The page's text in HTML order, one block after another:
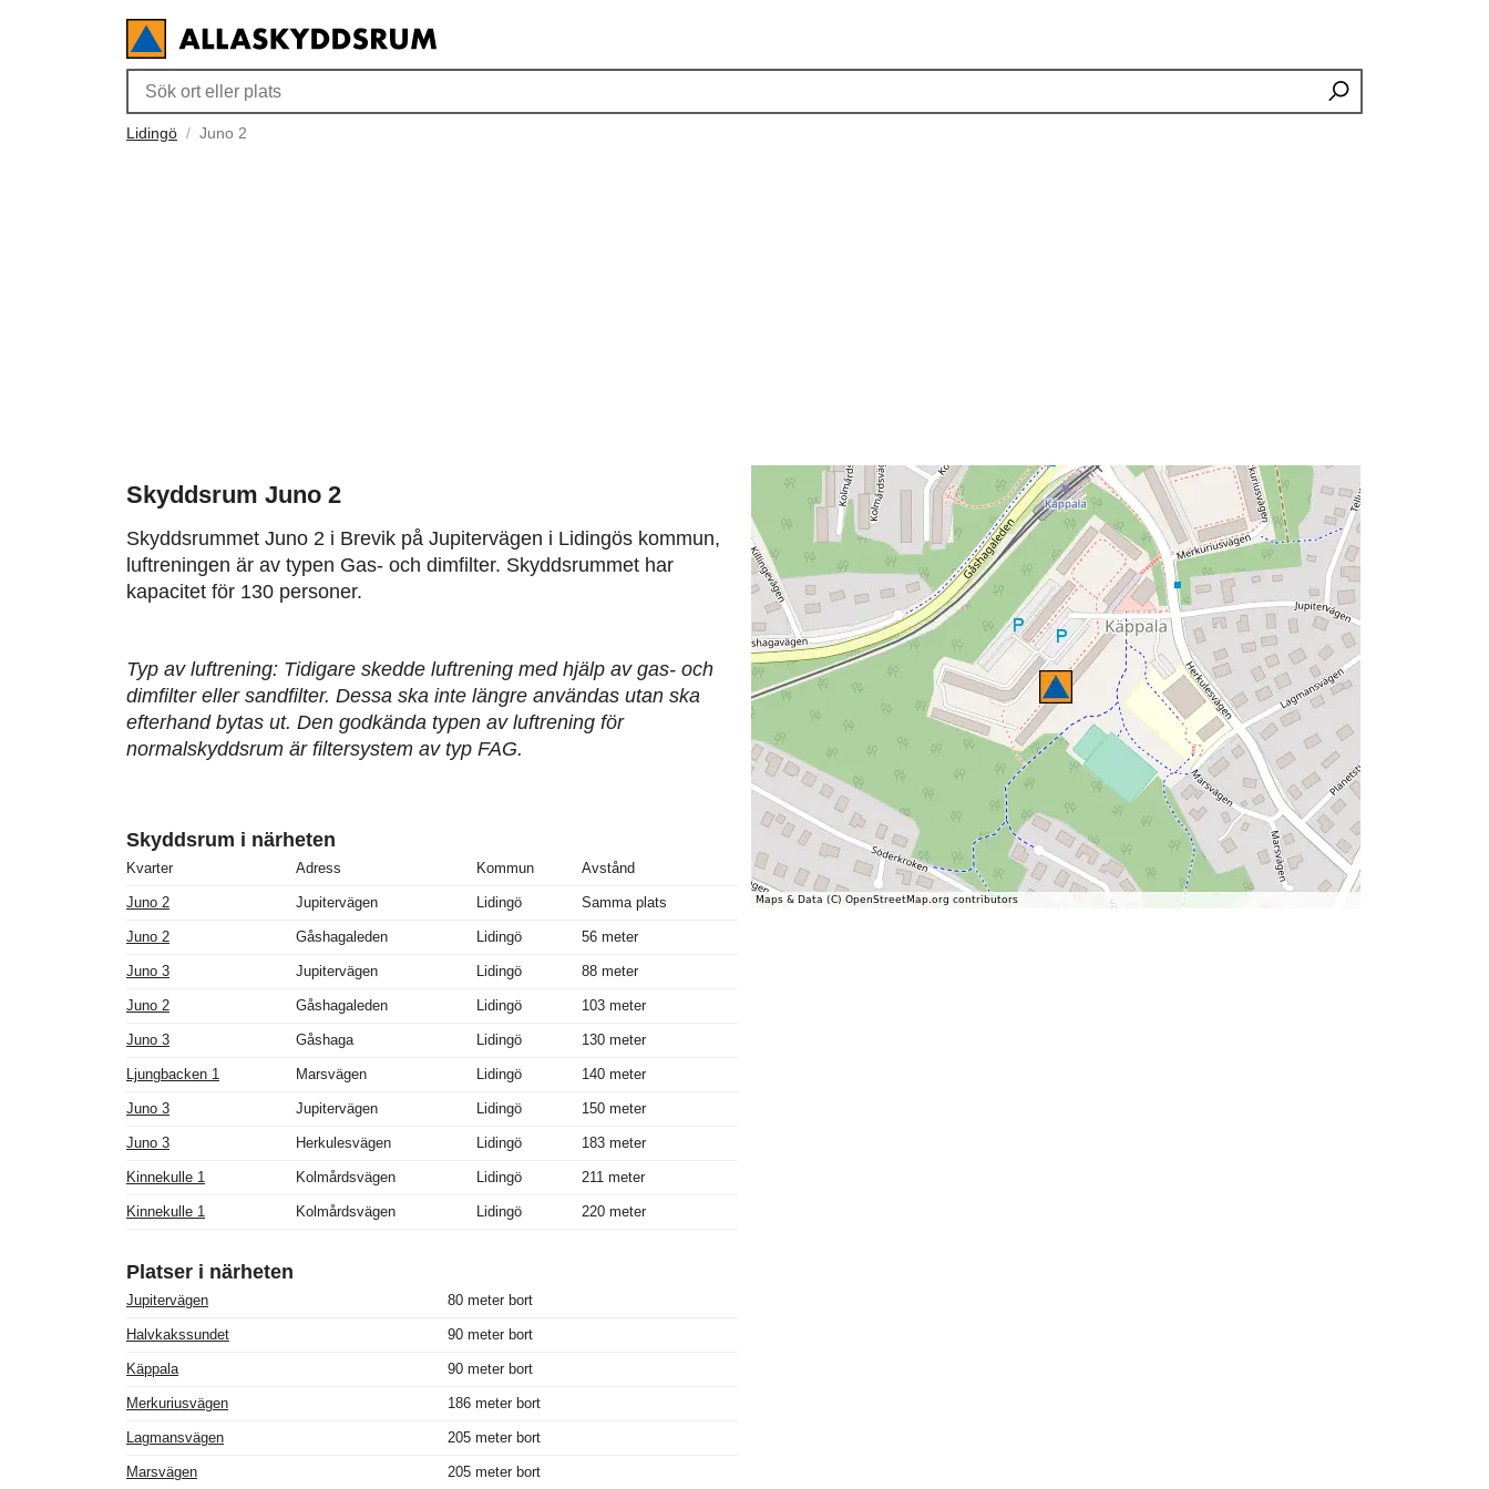
Lidingö Juno 2
Skyddsrum Juno 2
Skyddsrummet Juno 2 i Brevik på Jupitervägen i Lidingös kommun,
luftreningen är av typen Gas- och dimfilter. Skyddsrummet har
kapacitet för 130 personer.
Typ av luftrening: Tidigare skedde luftrening med hjälp av gas- och
dimfilter eller sandfilter. Dessa ska inte längre användas utan ska
efterhand bytas ut. Den godkända typen av luftrening för
normalskyddsrum är filtersystem av typ FAG.
Skyddsrum i närheten
Kvarter Adress Kommun Avstånd
Juno 2 Jupitervägen Lidingö Samma plats
Juno 2 Gåshagaleden Lidingö 56 meter
Juno 3 Jupitervägen Lidingö 88 meter
Juno 2 Gåshagaleden Lidingö 103 meter
Juno 3 Gåshaga Lidingö 130 meter
Ljungbacken 1 Marsvägen Lidingö 140 meter
Juno 3 Jupitervägen Lidingö 150 meter
Juno 3 Herkulesvägen Lidingö 183 meter
Kinnekulle 1 Kolmårdsvägen Lidingö 211 meter
Kinnekulle 1 Kolmårdsvägen Lidingö 220 meter
Platser i närheten
Jupitervägen 80 meter bort
Halvkakssundet 90 meter bort
Käppala 90 meter bort
Merkuriusvägen 186 meter bort
Lagmansvägen 205 meter bort
Marsvägen 205 meter bort